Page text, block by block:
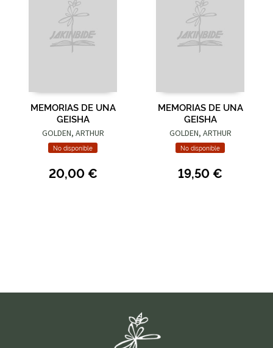
MEMORIAS DE UNA
GEISHA
GOLDEN, ARTHUR
No disponible
20,00 €
MEMORIAS DE UNA
GEISHA
GOLDEN, ARTHUR
No disponible
19,50 €